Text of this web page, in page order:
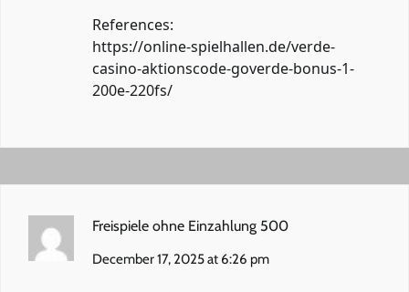
References:
https://online-spielhallen.de/verde-
casino-aktionscode-goverde-bonus-1-
200e-220fs/
Freispiele ohne Einzahlung 500
December 17, 2025 at 6:26 pm